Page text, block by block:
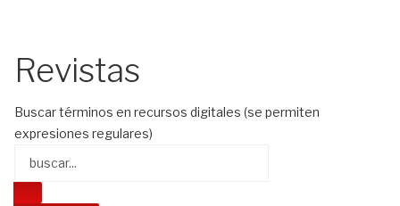
Revistas
Buscar términos en recursos digitales (se permiten
expresiones regulares)